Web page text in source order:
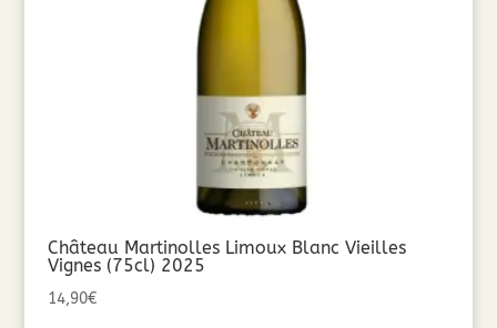
Château Martinolles Limoux Blanc Vieilles
Vignes (75cl) 2025
14,90€